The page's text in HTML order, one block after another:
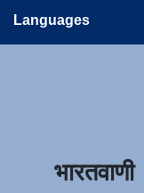
Languages
भारतवाणी